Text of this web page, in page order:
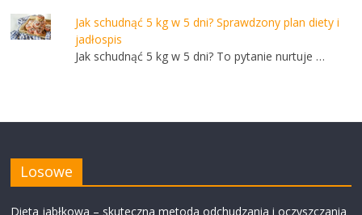
Jak schudnąć 5 kg w 5 dni? Sprawdzony plan diety i
jadłospis
Jak schudnąć 5 kg w 5 dni? To pytanie nurtuje …
Losowe
Dieta jabłkowa – skuteczna metoda odchudzania i oczyszczania